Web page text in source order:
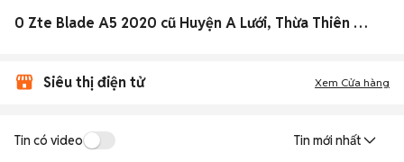
0 Zte Blade A5 2020 cũ Huyện A Lưới, Thừa Thiên Huế đẹp
Siêu thị điện tử Xem Cửa hàng
Tin có video Tin mới nhất